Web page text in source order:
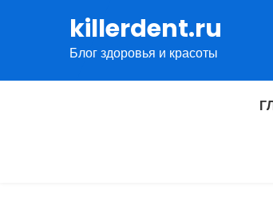
содержимому
killerdent.ru
Блог здоровья и красоты